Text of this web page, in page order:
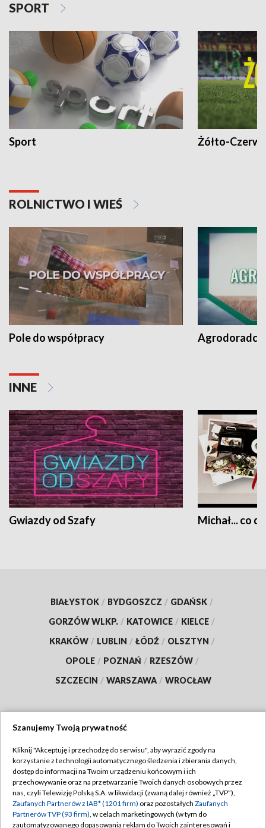
SPORT
Sport Żółto-
ROLNICTWO I WIEŚ
Pole do współpracy Agrodoradcy
INNE
Gwiazdy od Szafy Michał... co
BIAŁYSTOK / BYDGOSZCZ / GDAŃSK /
GORZÓW WLKP. / KATOWICE / KIELCE /
KRAKÓW / LUBLIN / ŁÓDŹ / OLSZTYN /
OPOLE / POZNAŃ / RZESZÓW /
SZCZECIN / WARSZAWA / WROCŁAW
TVP
Abonament TVP
Emisja w TVP
Centrum informacji TVP
Regulamin TVP
Polityka prywatności
Moje zgody
Szanujemy Twoją prywatność
Kliknij "Akceptuję i przechodzę do serwisu", aby wyrazić zgody na
korzystanie z technologii automatycznego śledzenia i zbierania danych,
dostęp do informacji na Twoim urządzeniu końcowym i ich
przechowywanie oraz na przetwarzanie Twoich danych osobowych przez
nas, czyli Telewizję Polską S.A. w likwidacji (zwaną dalej również „TVP”),
Zaufanych Partnerów z IAB* (1201 firm) oraz pozostałych Zaufanych
Partnerów TVP (93 firm), w celach marketingowych (w tym do
zautomatyzowanego dopasowania reklam do Twoich zainteresowań i